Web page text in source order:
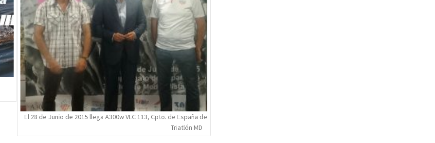
El 28 de Junio de 2015 llega A300w VLC 113, Cpto. de España de
Triatlón MD